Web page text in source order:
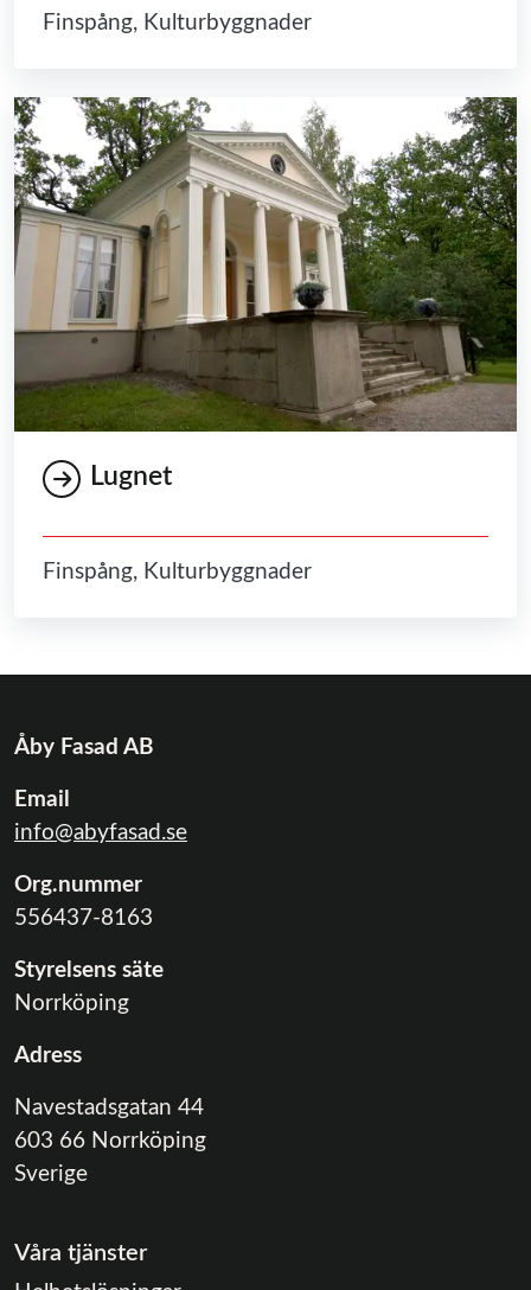
Finspång, Kulturbyggnader
Lugnet
Finspång, Kulturbyggnader
Åby Fasad AB
Email
info@abyfasad.se
Org.nummer
556437-8163
Styrelsens säte
Norrköping
Adress
Navestadsgatan 44
603 66 Norrköping
Sverige
Våra tjänster